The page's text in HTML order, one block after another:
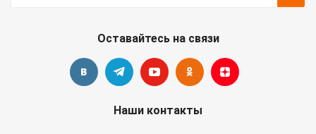
Оставайтесь на связи
Наши контакты